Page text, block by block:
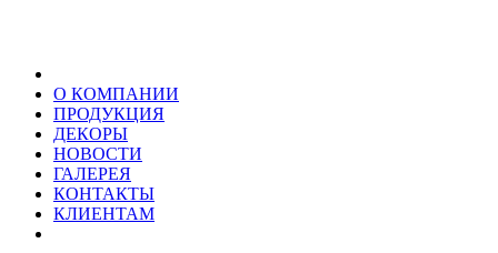
О КОМПАНИИ
ПРОДУКЦИЯ
ДЕКОРЫ
НОВОСТИ
ГАЛЕРЕЯ
КОНТАКТЫ
КЛИЕНТАМ